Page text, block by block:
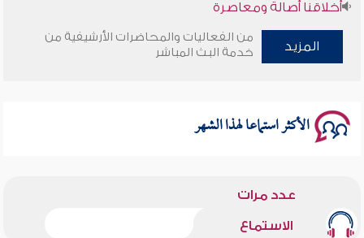
وأمنهم من خوف 9
المزيد
من الفعاليات والمحاضرات الأرشيفية من
خدمة البث المباشر
الأكثر استماعا لهذا الشهر
عدد مرات
الاستماع